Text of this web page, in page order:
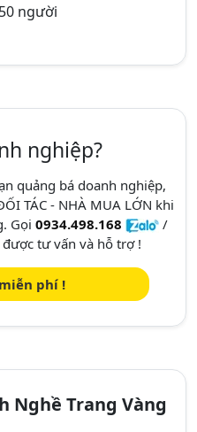
người
nghiệp?
quảng bá doanh nghiệp,
TÁC - NHÀ MUA LỚN khi
Gọi 0934.498.168
/
được tư vấn và hỗ trợ !
phí !
Nghề Trang Vàng